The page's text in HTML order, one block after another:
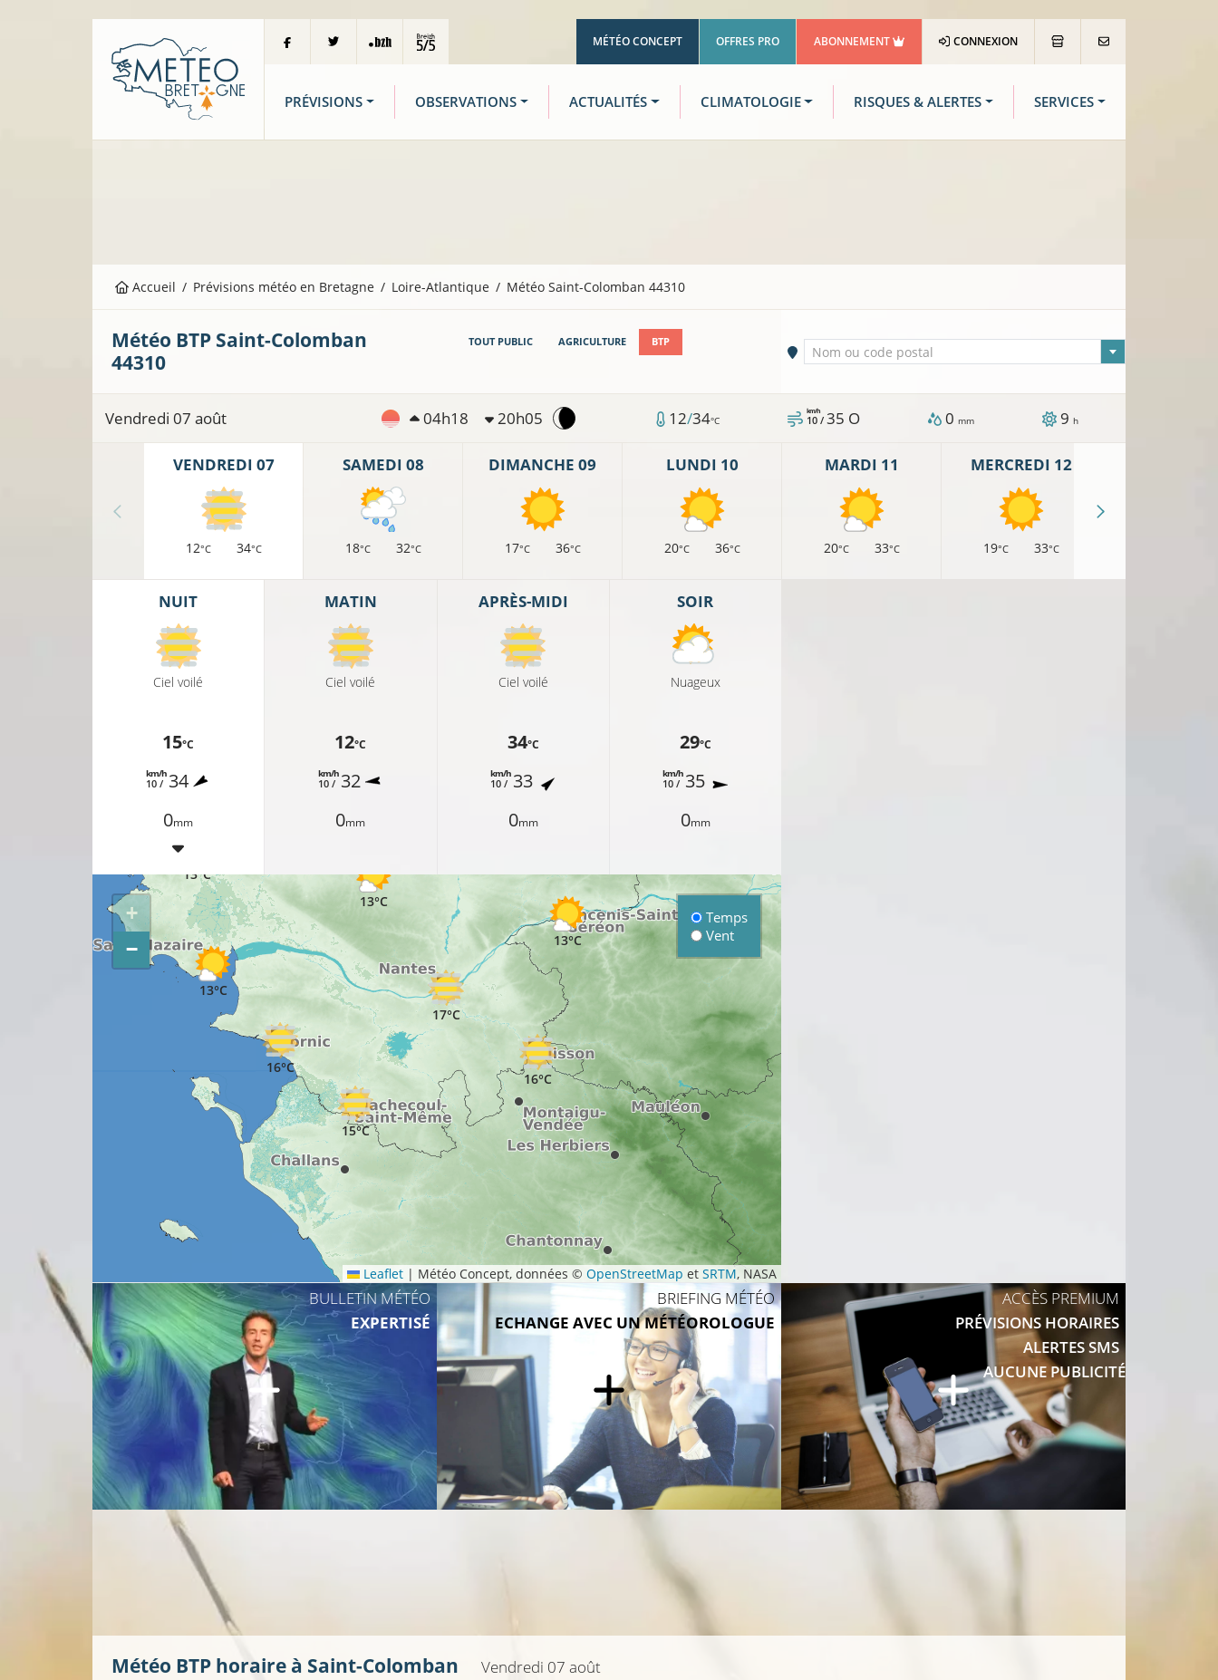
MÉTÉO CONCEPT OFFRES PRO ABONNEMENT CONNEXION
PRÉVISIONS OBSERVATIONS ACTUALITÉS CLIMATOLOGIE RISQUES & ALERTES SERVICES
Accueil Prévisions météo en Bretagne Loire-Atlantique Météo Saint-Colomban 44310
Météo BTP Saint-Colomban
44310
TOUT PUBLIC AGRICULTURE BTP
Ville sélectionnée
Nom ou code postal
Vendredi 07 août 04h18 20h05 12/34°C 10 /
km/h 35 O 0 mm 9 h
VENDREDI 07
12°C 34°C
SAMEDI 08
18°C 32°C
DIMANCHE 09
17°C 36°C
LUNDI 10
20°C 36°C
MARDI 11
20°C 33°C
MERCREDI 12
19°C 33°C
NUIT
Ciel voilé
15°C
10 /
km/h 34
0mm
MATIN
Ciel voilé
12°C
10 /
km/h 32
0mm
APRÈS-MIDI
Ciel voilé
34°C
10 /
km/h 33
0mm
SOIR
Nuageux
29°C
10 /
km/h 35
0mm
11°C
13°C
14°C
10°C
13°C
13°C
14°C
16°C
15°C
17°C
16°C
13°C
+
−
Temps
Vent
Leaflet | Météo Concept, données © OpenStreetMap et SRTM, NASA
BULLETIN MÉTÉO
EXPERTISÉ
BRIEFING MÉTÉO
ECHANGE AVEC UN MÉTÉOROLOGUE
ACCÈS PREMIUM
PRÉVISIONS HORAIRES
ALERTES SMS
AUCUNE PUBLICITÉ
Météo BTP horaire à Saint-Colomban Vendredi 07 août